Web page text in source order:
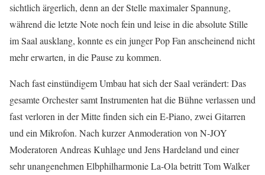
sichtlich ärgerlich, denn an der Stelle maximaler Spannung,
während die letzte Note noch fein und leise in die absolute Stille
im Saal ausklang, konnte es ein junger Pop Fan anscheinend nicht
mehr erwarten, in die Pause zu kommen.
Nach fast einstündigem Umbau hat sich der Saal verändert: Das
gesamte Orchester samt Instrumenten hat die Bühne verlassen und
fast verloren in der Mitte finden sich ein E-Piano, zwei Gitarren
und ein Mikrofon. Nach kurzer Anmoderation von N-JOY
Moderatoren Andreas Kuhlage und Jens Hardeland und einer
sehr unangenehmen Elbphilharmonie La-Ola betritt Tom Walker